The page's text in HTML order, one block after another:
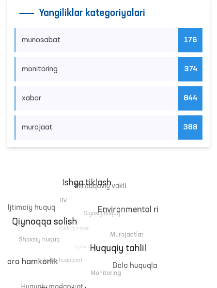
Yangiliklar kategoriyalari
munosabat 176
monitoring 374
xabar 844
murojaat 388